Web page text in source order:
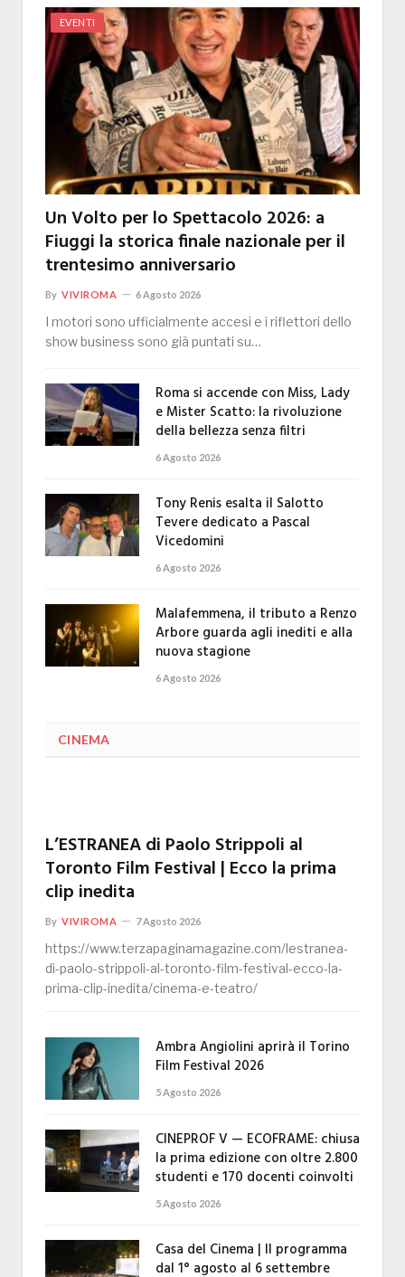
EVENTI
Un Volto per lo Spettacolo 2026: a
Fiuggi la storica finale nazionale per il
trentesimo anniversario
By VIVIROMA 6 Agosto 2026
I motori sono ufficialmente accesi e i riflettori dello
show business sono già puntati su…
Roma si accende con Miss, Lady
e Mister Scatto: la rivoluzione
della bellezza senza filtri
6 Agosto 2026
Tony Renis esalta il Salotto
Tevere dedicato a Pascal
Vicedomini
6 Agosto 2026
Malafemmena, il tributo a Renzo
Arbore guarda agli inediti e alla
nuova stagione
6 Agosto 2026
CINEMA
L’ESTRANEA di Paolo Strippoli al
Toronto Film Festival | Ecco la prima
clip inedita
By VIVIROMA 7 Agosto 2026
https://www.terzapaginamagazine.com/lestranea-
di-paolo-strippoli-al-toronto-film-festival-ecco-la-
prima-clip-inedita/cinema-e-teatro/
Ambra Angiolini aprirà il Torino
Film Festival 2026
5 Agosto 2026
CINEPROF V — ECOFRAME: chiusa
la prima edizione con oltre 2.800
studenti e 170 docenti coinvolti
5 Agosto 2026
Casa del Cinema | Il programma
dal 1° agosto al 6 settembre